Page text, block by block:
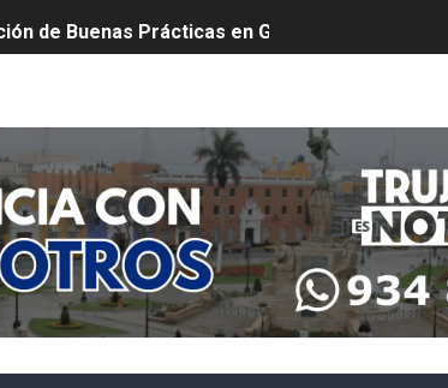
de Buenas Prácticas en Gestión Pública 2026
PANCARTAS Y PROPAGANDA EN POSTES DE
SOBRE CORTES PROGRAMADOS Y AGILIZAR
TRUJILLO Y VIRÚ DE "EL NIÑO"
el esfuerzo del maestro de obra en